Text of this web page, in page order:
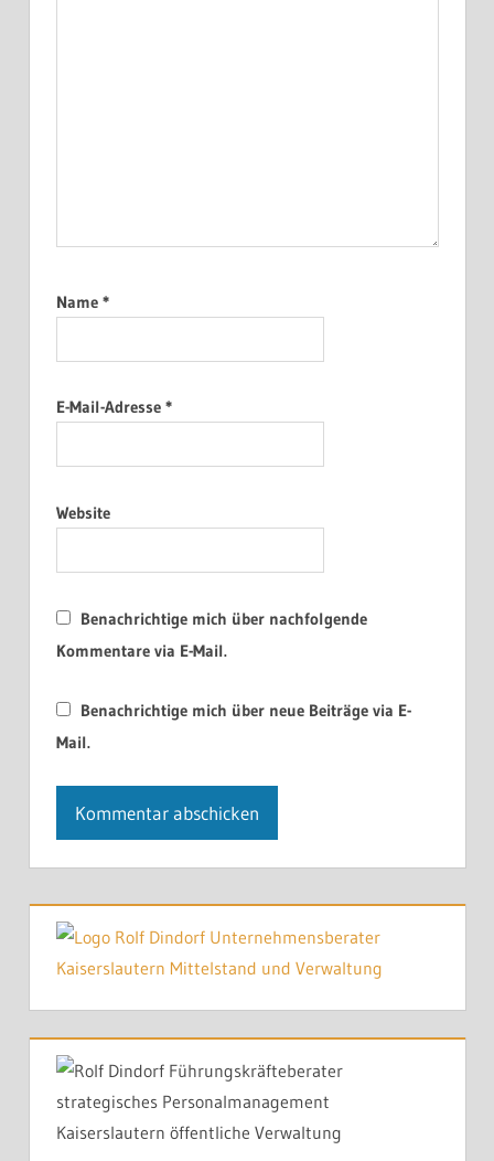
Name *
E-Mail-Adresse *
Website
Benachrichtige mich über nachfolgende
Kommentare via E-Mail.
Benachrichtige mich über neue Beiträge via E-
Mail.